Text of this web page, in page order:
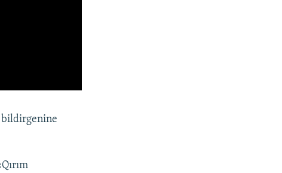
bildirgenine